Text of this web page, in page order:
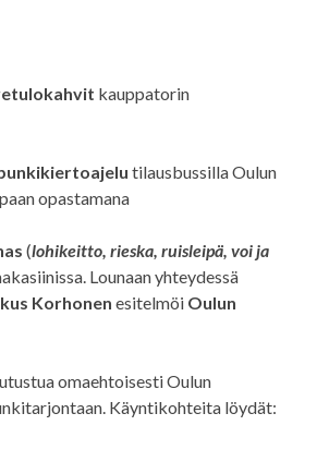
kauppatorin
tilausbussilla Oulun
opastamana
(lohikeitto, rieska, ruisleipä, voi ja
Lounaan yhteydessä
Korhonen esitelmöi Oulun
omaehtoisesti Oulun
Käyntikohteita löydät: